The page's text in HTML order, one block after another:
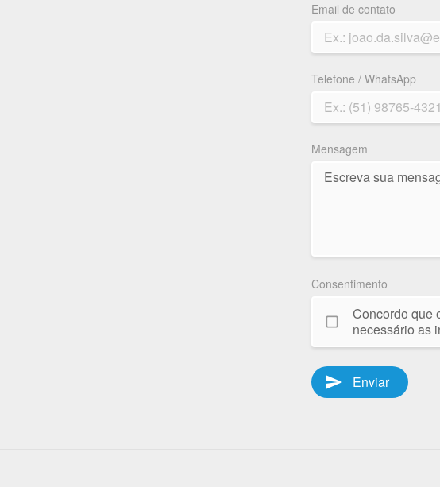
Email de contato
Telefone / WhatsApp
Mensagem
Consentimento
Concordo que
necessário as
send Enviar